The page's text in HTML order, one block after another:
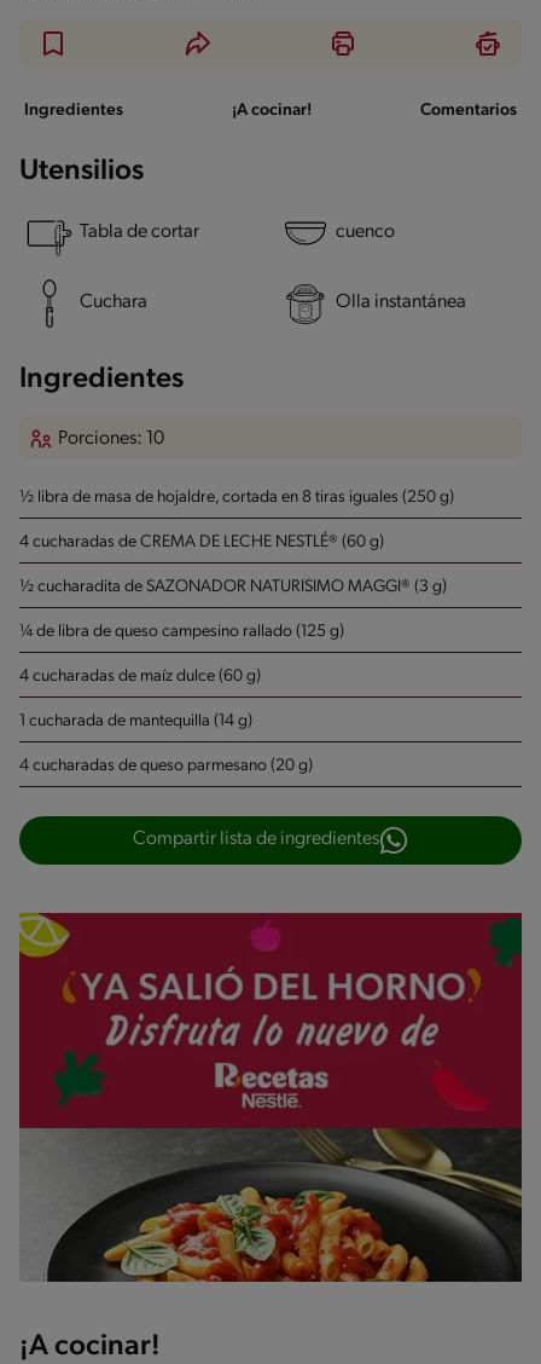
Ingredientes ¡A cocinar! Comentarios
Utensilios
Tabla de cortar cuenco
Cuchara Olla instantánea
Ingredientes
Porciones: 10
½ libra de masa de hojaldre, cortada en 8 tiras iguales (250 g)
4 cucharadas de CREMA DE LECHE NESTLÉ® (60 g)
½ cucharadita de SAZONADOR NATURISIMO MAGGI® (3 g)
¼ de libra de queso campesino rallado (125 g)
4 cucharadas de maíz dulce (60 g)
1 cucharada de mantequilla (14 g)
4 cucharadas de queso parmesano (20 g)
Compartir lista de ingredientes
¡A cocinar!